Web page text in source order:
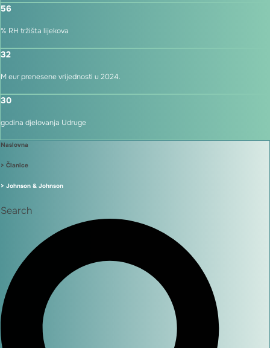
56
% RH tržišta lijekova
32
M eur prenesene vrijednosti u 2024.
30
godina djelovanja Udruge
Naslovna
> Članice
> Johnson & Johnson
Search